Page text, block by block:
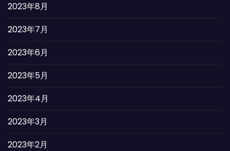
2023年8月
2023年7月
2023年6月
2023年5月
2023年4月
2023年3月
2023年2月